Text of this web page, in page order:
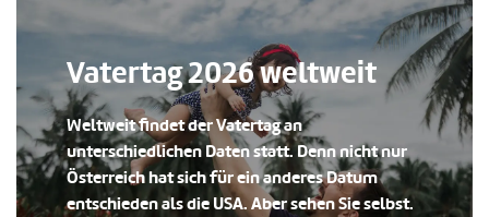
Vatertag 2026 weltweit
Weltweit findet der Vatertag an
unterschiedlichen Daten statt. Denn nicht nur
Österreich hat sich für ein anderes Datum
entschieden als die USA. Aber sehen Sie selbst.